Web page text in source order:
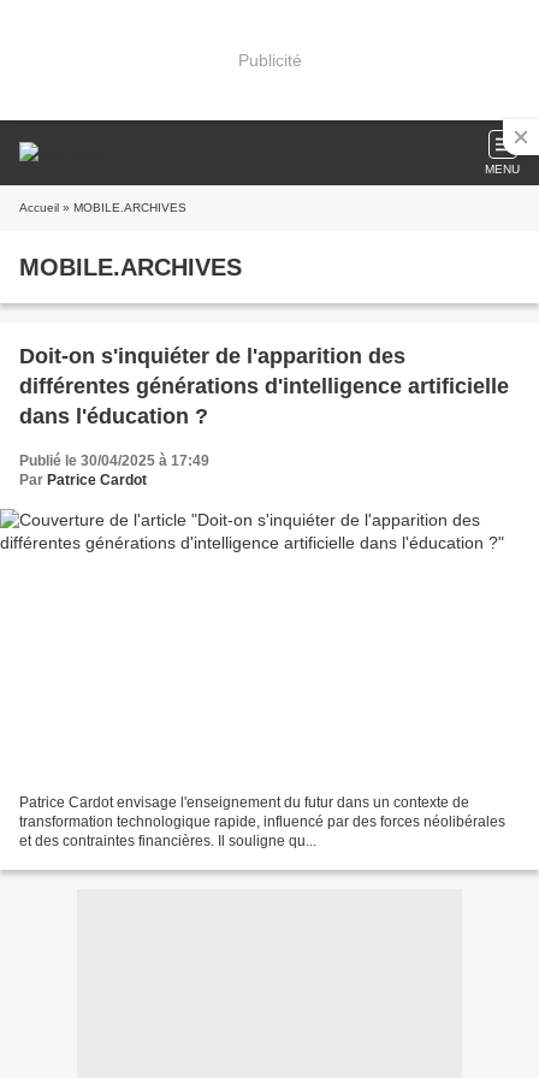
Publicité
MENU
Accueil » MOBILE.ARCHIVES
MOBILE.ARCHIVES
Doit-on s'inquiéter de l'apparition des
différentes générations d'intelligence artificielle
dans l'éducation ?
Publié le 30/04/2025 à 17:49
Par Patrice Cardot
Patrice Cardot envisage l'enseignement du futur dans un contexte de
transformation technologique rapide, influencé par des forces néolibérales
et des contraintes financières. Il souligne qu...